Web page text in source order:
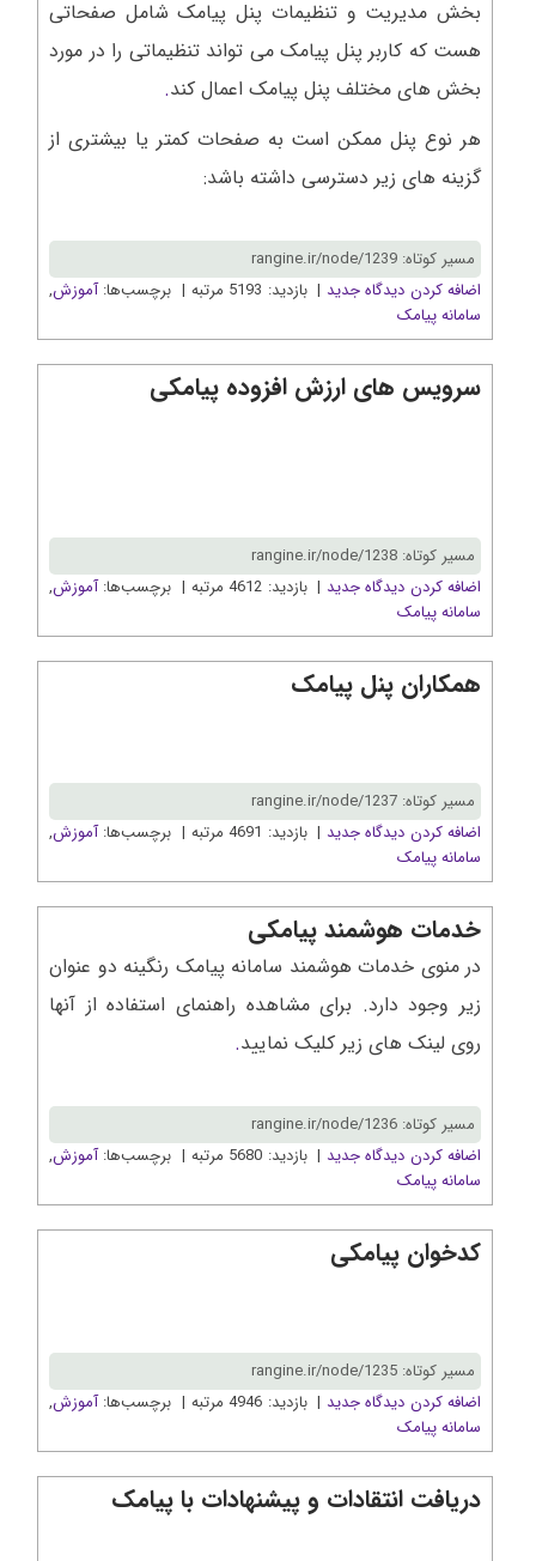
بخش مدیریت و تنظیمات پنل پیامک شامل صفحاتی
هست که کاربر پنل پیامک می تواند تنظیماتی را در مورد
بخش های مختلف پنل پیامک اعمال کند.
هر نوع پنل ممکن است به صفحات کمتر یا بیشتری از
گزینه های زیر دسترسی داشته باشد:
مسیر کوتاه: rangine.ir/node/1239
اضافه کردن دیدگاه جدید | بازدید: 5193 مرتبه | برچسب‌ها: آموزش,
سامانه پیامک
سرویس های ارزش افزوده پیامکی
مسیر کوتاه: rangine.ir/node/1238
اضافه کردن دیدگاه جدید | بازدید: 4612 مرتبه | برچسب‌ها: آموزش,
سامانه پیامک
همکاران پنل پیامک
مسیر کوتاه: rangine.ir/node/1237
اضافه کردن دیدگاه جدید | بازدید: 4691 مرتبه | برچسب‌ها: آموزش,
سامانه پیامک
خدمات هوشمند پیامکی
در منوی خدمات هوشمند سامانه پیامک رنگینه دو عنوان
زیر وجود دارد. برای مشاهده راهنمای استفاده از آنها
روی لینک های زیر کلیک نمایید.
مسیر کوتاه: rangine.ir/node/1236
اضافه کردن دیدگاه جدید | بازدید: 5680 مرتبه | برچسب‌ها: آموزش,
سامانه پیامک
کدخوان پیامکی
مسیر کوتاه: rangine.ir/node/1235
اضافه کردن دیدگاه جدید | بازدید: 4946 مرتبه | برچسب‌ها: آموزش,
سامانه پیامک
دریافت انتقادات و پیشنهادات با پیامک